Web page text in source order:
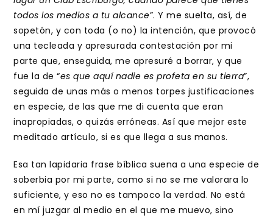
todos los medios a tu alcance”. Y me suelta, así, de
sopetón, y con toda (o no) la intención, que provocó
una tecleada y apresurada contestación por mi
parte que, enseguida, me apresuré a borrar, y que
fue la de “es que aquí nadie es profeta en su tierra”,
seguida de unas más o menos torpes justificaciones
en especie, de las que me di cuenta que eran
inapropiadas, o quizás erróneas. Así que mejor este
meditado artículo, si es que llega a sus manos.
Esa tan lapidaria frase bíblica suena a una especie de
soberbia por mi parte, como si no se me valorara lo
suficiente, y eso no es tampoco la verdad. No está
en mí juzgar al medio en el que me muevo, sino